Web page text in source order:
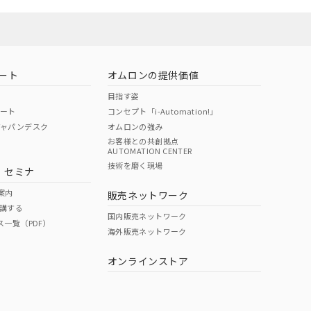
O O
ページへ
ください
ト
ト
パンデスク
セミナ
内
する
覧（PDF）
オムロンの提供価値
目指す姿
コンセプト「i-Automation!」
オムロンの強み
お客様との共創拠点
AUTOMATION CENTER
技術を磨く現場
販売ネットワーク
国内販売ネットワーク
海外販売ネットワーク
オンラインストア